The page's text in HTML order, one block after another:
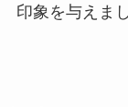
印象を与えま